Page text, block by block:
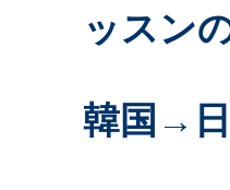
ッスン
韓国→